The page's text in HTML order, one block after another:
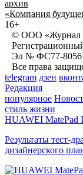
архив
«Компания
16+
© ООО «Журнал
Эл № ФС77-
Все права
telegram дзен
Редакция
популярное
стиль жизни
HUAWEI MatePad
Результаты тест-
дизайнерского